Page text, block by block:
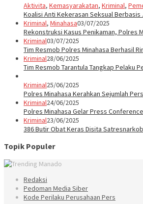
Aktivita, Kemasyarakatan, Kriminal,
Koalisi Anti Kekerasan Seksual
Kriminal, Minahasa03/07/2025
Rekonstruksi Kasus Penikaman, Polres
Kriminal03/07/2025
Tim Resmob Polres Minahasa Berhasil
Kriminal28/06/2025
Tim Resmob Tarantula Tangkap Pelaku
Kriminal25/06/2025
Polres Minahasa Kerahkan Sejumlah
Kriminal24/06/2025
Polres Minahasa Gelar Press
Kriminal23/06/2025
386 Butir Obat Keras Disita
Topik Populer
Redaksi
Pedoman Media Siber
Kode Perilaku Perusahaan Pers